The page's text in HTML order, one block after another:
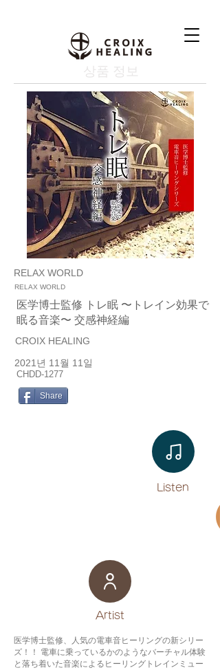
상품 정보
RELAX WORLD
RELAX WORLD
医学博士監修 トレ眠 〜トレイン効果で
眠る音楽〜 交感神経編
CROIX HEALING
2021년 11월 11일
CHDD-1277
Share
Listen​
​Artist
医学博士監修、人気の電車音ヒーリングの新シリー
ズ！！ 電車に乗っているかのようなバーチャル体験
と落ち着いた音楽によるヒーリングトレインミュー